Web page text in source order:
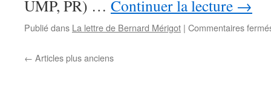
UMP, PR) … Continuer la lecture →
Publié dans La lettre de Bernard Mérigot | Commentaires
← Articles plus anciens